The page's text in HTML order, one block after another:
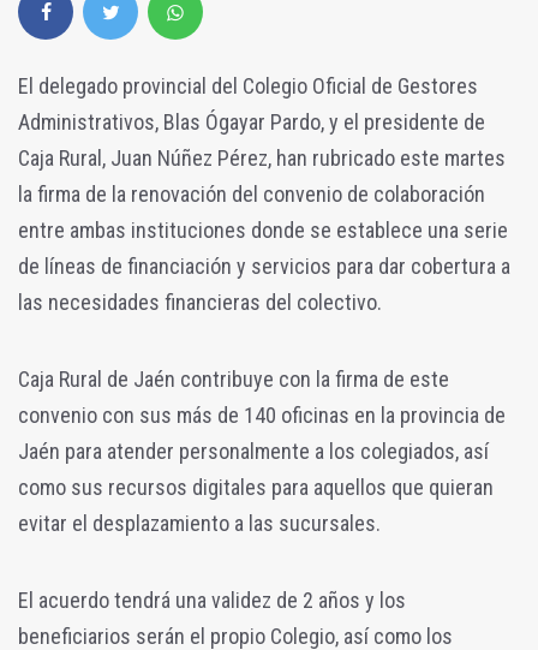
El delegado provincial del Colegio Oficial de Gestores
Administrativos, Blas Ógayar Pardo, y el presidente de
Caja Rural, Juan Núñez Pérez, han rubricado este martes
la firma de la renovación del convenio de colaboración
entre ambas instituciones donde se establece una serie
de líneas de financiación y servicios para dar cobertura a
las necesidades financieras del colectivo.
Caja Rural de Jaén contribuye con la firma de este
convenio con sus más de 140 oficinas en la provincia de
Jaén para atender personalmente a los colegiados, así
como sus recursos digitales para aquellos que quieran
evitar el desplazamiento a las sucursales.
El acuerdo tendrá una validez de 2 años y los
beneficiarios serán el propio Colegio, así como los